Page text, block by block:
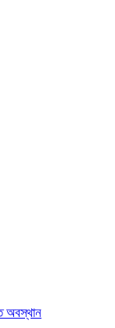
অবস্থান